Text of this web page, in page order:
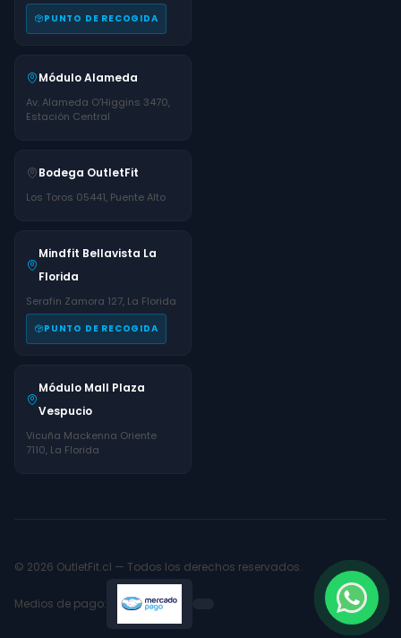
PUNTO DE RECOGIDA
Módulo Alameda
Av. Alameda O'Higgins 3470,
Estación Central
Bodega OutletFit
Los Toros 05441, Puente Alto
Mindfit Bellavista La
Florida
Serafin Zamora 127, La Florida
PUNTO DE RECOGIDA
Módulo Mall Plaza
Vespucio
Vicuña Mackenna Oriente
7110, La Florida
© 2026 OutletFit.cl — Todos los derechos reservados.
Medios de pago: